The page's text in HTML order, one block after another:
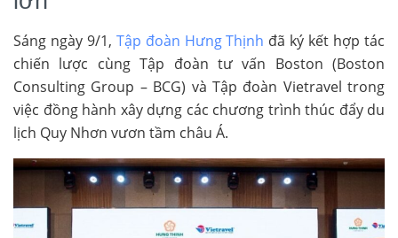
Sáng ngày 9/1, Tập đoàn Hưng Thịnh đã ký kết hợp tác
chiến lược cùng Tập đoàn tư vấn Boston (Boston
Consulting Group – BCG) và Tập đoàn Vietravel trong
việc đồng hành xây dựng các chương trình thúc đẩy du
lịch Quy Nhơn vươn tầm châu Á.